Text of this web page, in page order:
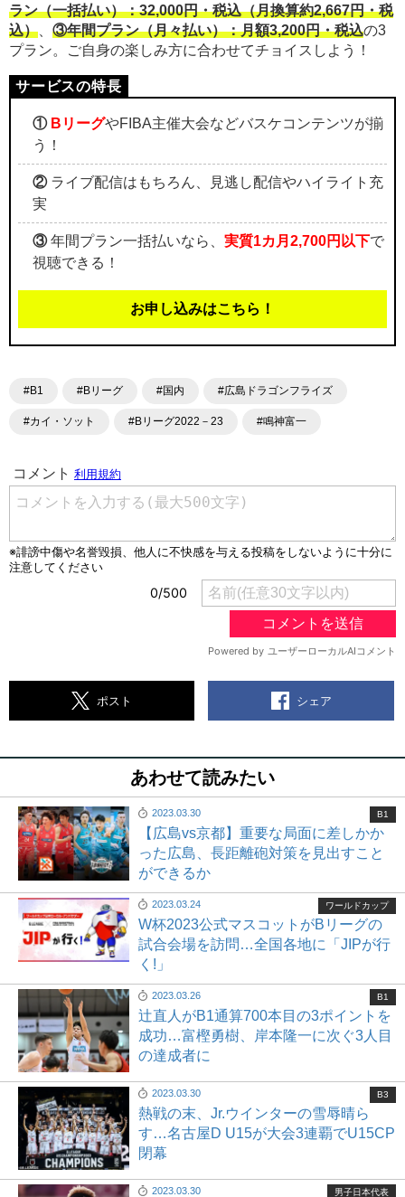
ラン（一括払い）：32,000円・税込（月換算約2,667円・税
込）
③年間プラン（月々払い）：月額3,200円・税込の3
プラン。ご自身の楽しみ方に合わせてチョイスしよう！
① BリーグやFIBA主催大会などバスケコンテンツが揃
う！
②ライブ配信はもちろん、見逃し配信やハイライト充
実
③年間プラン一括払いなら、 実質1カ月2,700円以下で
視聴できる！
お申し込みはこちら！
#B1 #Bリーグ #国内 #広島ドラゴンフライズ
#カイ・ソット #Bリーグ2022－23 #鳴神富一
ポスト シェア
あわせて読みたい
2023.03.30
【広島vs京都】重要な局面に差しかか
った広島、長距離砲対策を見出すこと
ができるか
B1
2023.03.24
W杯2023公式マスコットがBリーグの
試合会場を訪問…全国各地に「JIPが行
く!」
ワールドカップ
2023.03.26
辻直人がB1通算700本目の3ポイントを
成功…富樫勇樹、岸本隆一に次ぐ3人目
の達成者に
B1
2023.03.30
熱戦の末、Jr.ウインターの雪辱晴ら
す…名古屋D U15が大会3連覇でU15CP
閉幕
B3
2023.03.30 男子日本代表